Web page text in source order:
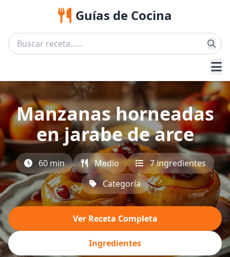
Guías de Cocina
Manzanas horneadas
en jarabe de arce
60 min Medio
7 ingredientes
Categoría
Ver Receta Completa
Ingredientes